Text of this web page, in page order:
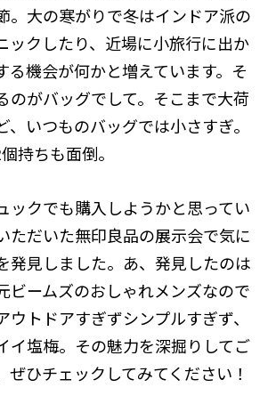
。大の寒がりで冬はインドア派の
ックしたり、近場に小旅行に出か
る機会が何かと増えています。そ
のがバッグでして。そこまで大荷
、いつものバッグでは小さすぎ。
持ちも面倒。
ックでも購入しようかと思ってい
ただいた無印良品の展示会で気に
発見しました。あ、発見したのは
ビームズのおしゃれメンズなので
ウトドアすぎずシンプルすぎず、
イ塩梅。その魅力を深掘りしてご
ぜひチェックしてみてください！